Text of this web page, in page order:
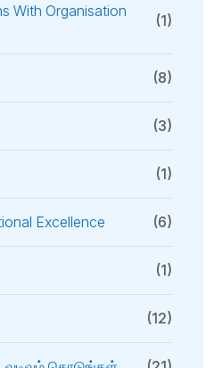
With Organisation
(1)
(8)
(3)
(1)
Excellence (6)
(1)
(12)